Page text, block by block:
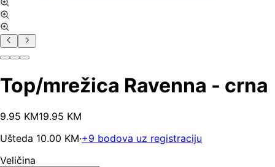
Top/mrežica Ravenna - crna
9.95 KM19.95 KM
Ušteda 10.00 KM·+9 bodova uz registraciju
Veličina